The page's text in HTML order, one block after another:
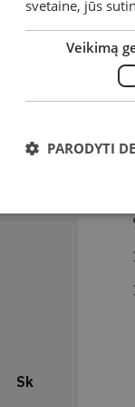
Sk
svetaine, jūs
Veikimą
PARODYTI